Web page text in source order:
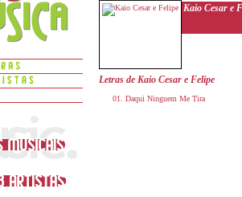
Kaio Cesar e
Letras de Kaio Cesar e Felipe
Daqui Ninguem Me Tira